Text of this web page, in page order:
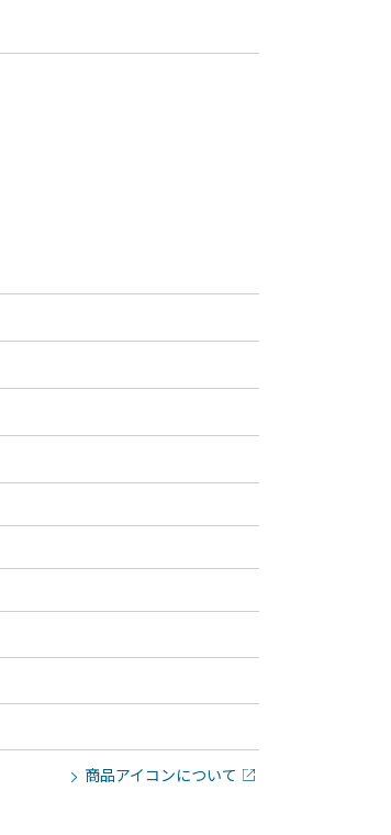
商品アイコンについて